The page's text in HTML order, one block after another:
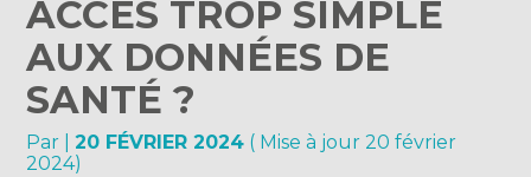
ACCÈS TROP SIMPLE
AUX DONNÉES DE
SANTÉ ?
Par |20 FÉVRIER 2024 ( Mise à jour 20 février
2024)